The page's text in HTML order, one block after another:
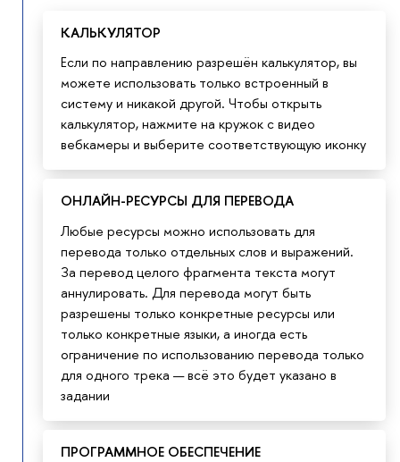
КАЛЬКУЛЯТОР
Если по направлению разрешён калькулятор, вы
можете использовать только встроенный в
систему и никакой другой. Чтобы открыть
калькулятор, нажмите на кружок с видео
вебкамеры и выберите соответствующую иконку
ОНЛАЙН-РЕСУРСЫ ДЛЯ ПЕРЕВОДА
Любые ресурсы можно использовать для
перевода только отдельных слов и выражений.
За перевод целого фрагмента текста могут
аннулировать. Для перевода могут быть
разрешены только конкретные ресурсы или
только конкретные языки, а иногда есть
ограничение по использованию перевода только
для одного трека — всё это будет указано в
задании
ПРОГРАММНОЕ ОБЕСПЕЧЕНИЕ